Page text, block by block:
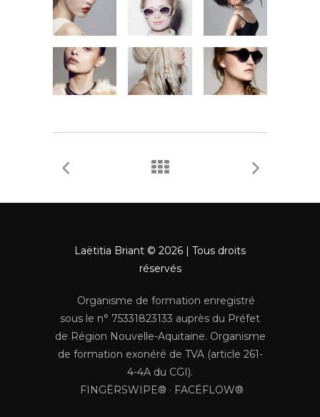
Laëtitia Briant © 2026 | Tous droits
réservés
Organisme de formation enregistré
sous le n° 75331823133 auprès du Préfet
de Région Nouvelle-Aquitaine. Organisme
de formation exonéré de TVA (article 261-
4-4A du CGI).
FINGËRSWIPE® · FACËFLOW®